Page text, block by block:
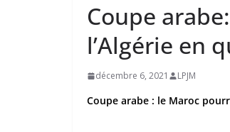
Coupe
l’Algérie en
décembre 6, 2021 LPJM
Coupe arabe : le Maroc